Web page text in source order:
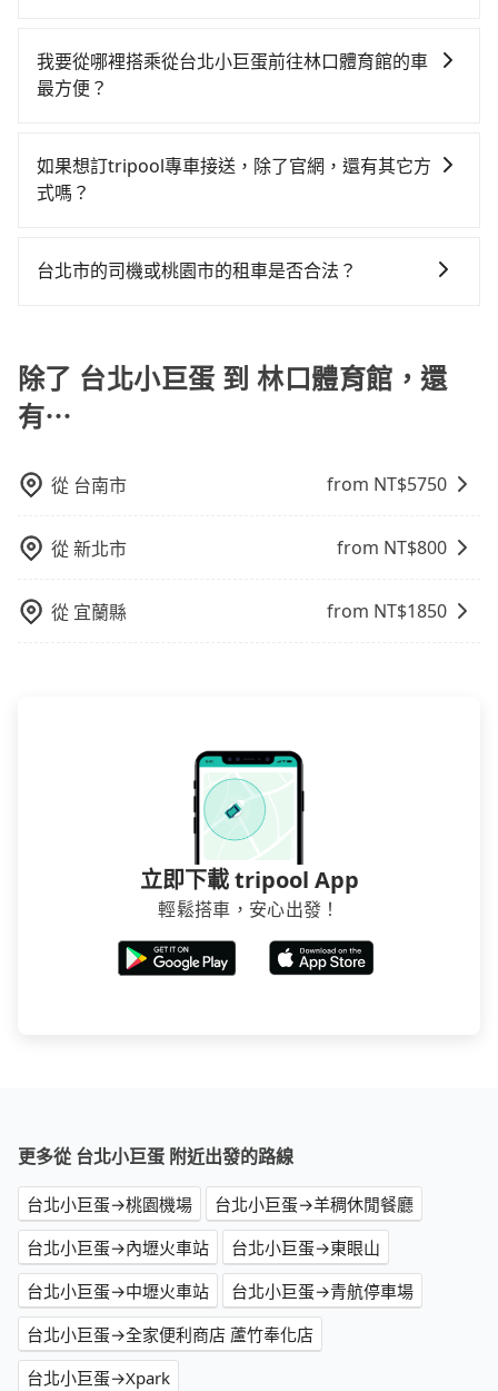
於偏遠地區，我們提供的價格已經包含了所有基本的費
用，不會像其他業者那樣收取額外費用。但如果您需要
詢到具體的費用。
我要從哪裡搭乘從台北小巨蛋前往林口體育館的車
最方便？
落，只要有路能到、Google地圖上能標註、GPS上能找
得到，我們就保證發車。直接在官網上輸入住家地址、
如果想訂tripool專車接送，除了官網，還有其它方
式嗎？
單，且絕無隱藏費用，若您是安卓系統手機還能下載app
台北市的司機或桃園市的租車是否合法？
警察臨檢並趕下車，出意外後保險公司更是不會提供任
何理賠，如果又遇到心術不正的司機，其犯罪行為可能
都無法監控或追查。最好別為了省小錢而冒上不必要的
行，一定符合台灣法律規定，除了司機擁有合法的職業
駕駛執照以及良民證外，車輛一定投保最高300萬乘客
險。最好辨別叫的車是否合法，就看車牌的開頭，只要
不是R或T開頭的車，就一定是違法。
除了 台北小巨蛋 到 林口體育館，還
有⋯
從 台南市 from NT$5750
從新北市 from NT$800
從 宜蘭縣 from NT$1850
立即下載 tripool App
輕鬆搭車，安心出發！
更多從 台北小巨蛋 附近出發的路線
台北小巨蛋→桃園機場
台北小巨蛋→羊稠休閒餐廳
台北小巨蛋→內壢火車站
台北小巨蛋→東眼山
台北小巨蛋→中壢火車站
台北小巨蛋→青航停車場
台北小巨蛋→全家便利商店 蘆竹奉化店
台北小巨蛋→Xpark